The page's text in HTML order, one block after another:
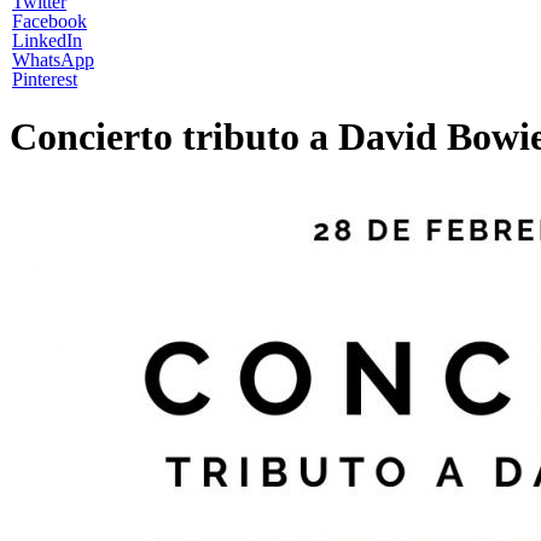
Facebook
LinkedIn
WhatsApp
Pinterest
Concierto tributo a David